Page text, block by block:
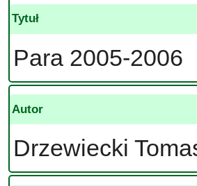
Tytuł
Para 2005-2006
Autor
Drzewiecki